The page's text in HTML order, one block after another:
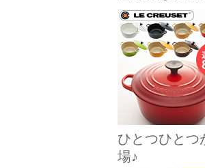
ひとつひとつ
場♪